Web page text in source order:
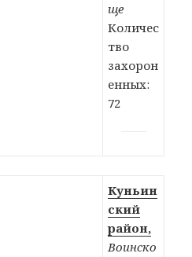
ще
Количес
тво
захорон
енных:
72
Куньин
ский
район,
Воинско